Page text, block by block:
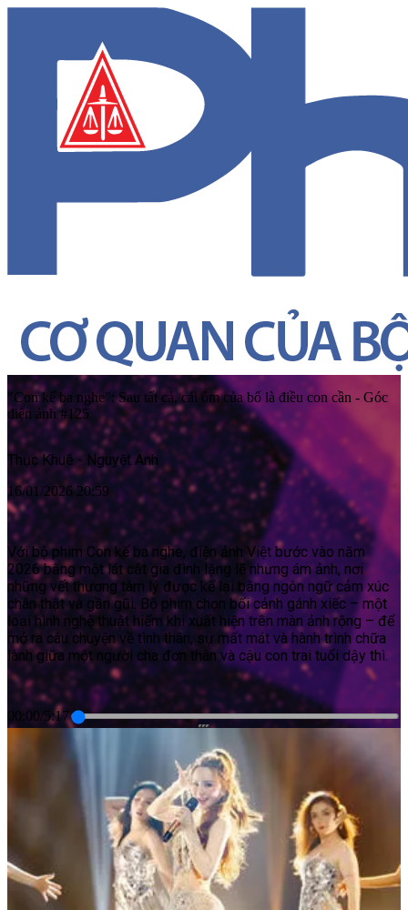
"Con kể ba nghe": Sau tất cả, cái ôm của bố là điều con cần - Góc
điện ảnh #125
Thục Khuê - Nguyệt Anh
16/01/2026 20:59
Với bộ phim Con kể ba nghe, điện ảnh Việt bước vào năm
2026 bằng một lát cắt gia đình lặng lẽ nhưng ám ảnh, nơi
những vết thương tâm lý được kể lại bằng ngôn ngữ cảm xúc
chân thật và gần gũi. Bộ phim chọn bối cảnh gánh xiếc – một
loại hình nghệ thuật hiếm khi xuất hiện trên màn ảnh rộng – để
mở ra câu chuyện về tình thân, sự mất mát và hành trình chữa
lành giữa một người cha đơn thân và cậu con trai tuổi dậy thì.
00:00 /5:17